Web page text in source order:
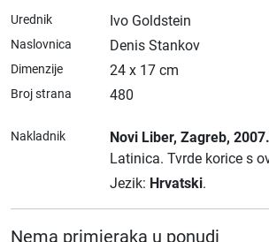
Urednik Ivo Goldstein
Naslovnica Denis Stankov
Dimenzije 24 x 17 cm
Broj strana 480
Nakladnik Novi Liber, Zagreb, 2007.
Latinica. Tvrde korice s
Jezik: Hrvatski.
Nema primjeraka u ponudi